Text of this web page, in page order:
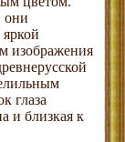
они
изображения
глаза
и близкая к